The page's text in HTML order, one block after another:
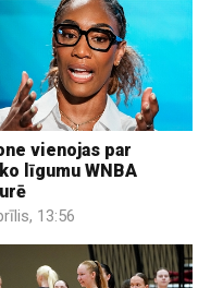
vienojas par
līgumu WNBA
13:56